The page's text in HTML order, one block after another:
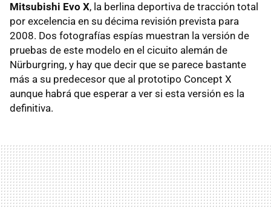
Mitsubishi Evo X, la berlina deportiva de tracción total
por excelencia en su décima revisión prevista para
2008. Dos fotografías espías muestran la versión de
pruebas de este modelo en el cicuito alemán de
Nürburgring, y hay que decir que se parece bastante
más a su predecesor que al prototipo Concept X
aunque habrá que esperar a ver si esta versión es la
definitiva.